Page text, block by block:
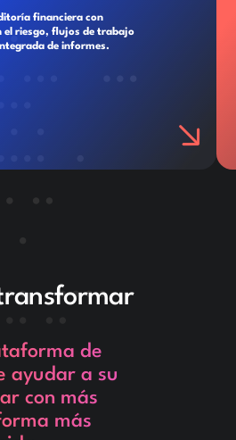
financiera con
el riesgo, flujos de trabajo
de informes.
de
ayudar a su
con más
más